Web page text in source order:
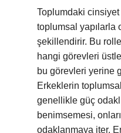
Toplumdaki
toplumsal yapılarla
şekillendirir. Bu
hangi görevleri
bu görevleri yerine
Erkeklerin
genellikle güç
benimsemesi,
odaklanmaya iter.